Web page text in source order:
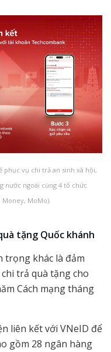
phục vụ chi trả an sinh xã hội,
nước ngoài cùng 4 tổ chức
MoMo).
tặng Quốc khánh
khác là đảm
trả quà tặng cho
Cách mạng tháng
liên kết với VNeID để
gồm 28 ngân hàng